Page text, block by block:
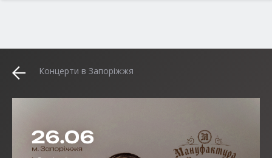
Концерти в Запоріжжя